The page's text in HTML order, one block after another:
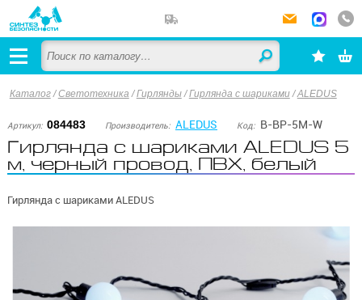
Каталог/Светотехника /Гирлянды /Гирлянда с шариками /ALEDUS
Артикул: 084483 Производитель: ALEDUS Код: B-BP-5M-W
Гирлянда с шариками ALEDUS 5
м, черный провод, ПВХ, белый
Гирлянда с шариками ALEDUS